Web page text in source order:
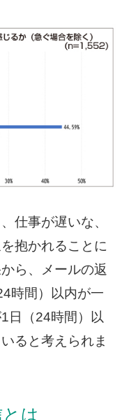
仕事が遅いな、
抱かれることに
ら、メールの返
時間）以内が一
日（24時間）以
ると考えられま
は